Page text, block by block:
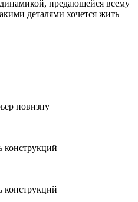
предающейся всему
деталями хочется жить –
новизну
конструкций
конструкций